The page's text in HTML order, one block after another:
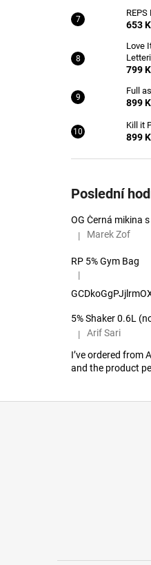
REPS
653
Love
799
Full
899
Kill it
899
Poslední
Hodnocení
| Marek Zof
RP 5% Gym Bag
Hodnocení
|
5% Shaker 0.6L
Hodnocení
|
Arif Sari
I’ve ordered from
and the product